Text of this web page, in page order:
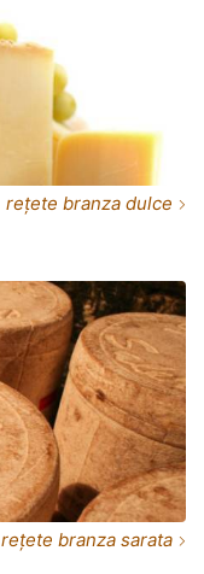
rețete branza dulce
rețete branza sarata